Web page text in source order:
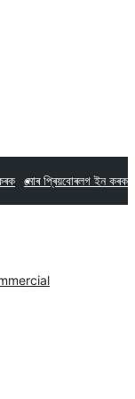
মোৰ প্ৰিয়বোৰলগ ইন কৰক